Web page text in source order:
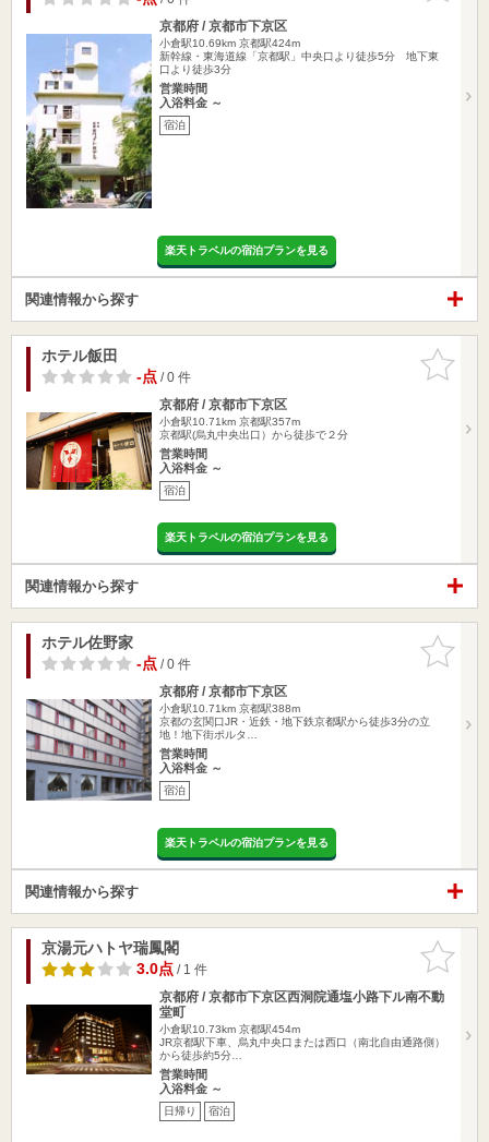
京都府 / 京都市下京区
小倉駅10.69km 京都駅424m
新幹線・東海道線「京都駅」中央口より徒歩5分 地下東
口より徒歩3分
営業時間
入浴料金 ～
宿泊
楽天トラベルの宿泊プランを見る
関連情報から探す
お気に入
りに追加
ホテル飯田
-点/ 0 件
京都府 / 京都市下京区
小倉駅10.71km 京都駅357m
京都駅(烏丸中央出口）から徒歩で２分
営業時間
入浴料金 ～
宿泊
楽天トラベルの宿泊プランを見る
関連情報から探す
お気に入
りに追加
ホテル佐野家
-点/ 0 件
京都府 / 京都市下京区
小倉駅10.71km 京都駅388m
京都の玄関口JR・近鉄・地下鉄京都駅から徒歩3分の立
地！地下街ポルタ…
営業時間
入浴料金 ～
宿泊
楽天トラベルの宿泊プランを見る
関連情報から探す
お気に入
りに追加
京湯元ハトヤ瑞鳳閣
3.0点/ 1 件
京都府 / 京都市下京区西洞院通塩小路下ル南不動
堂町
小倉駅10.73km 京都駅454m
JR京都駅下車、烏丸中央口または西口（南北自由通路側）
から徒歩約5分…
営業時間
入浴料金 ～
日帰り 宿泊